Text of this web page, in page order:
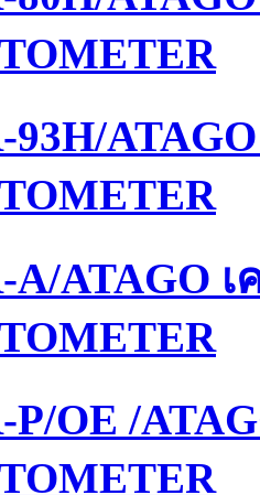
93H/
A/ATAGO
P/OE /